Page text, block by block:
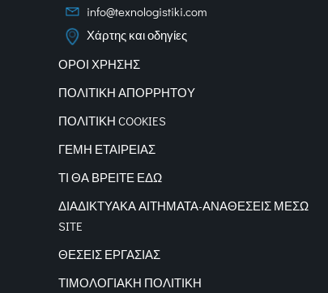
info@texnologistiki.com
Χάρτης και οδηγίες
ΟΡΟΙ ΧΡΗΣΗΣ
ΠΟΛΙΤΙΚΗ ΑΠΟΡΡΗΤΟΥ
ΠΟΛΙΤΙΚΗ COOKIES
ΓΕΜΗ ΕΤΑΙΡΕΙΑΣ
ΤΙ ΘΑ ΒΡΕΙΤΕ ΕΔΩ
ΔΙΑΔΙΚΤΥΑΚΑΑΙΤΗΜΑΤΑ-ΑΝΑΘΕΣΕΙΣ ΜΕΣΩ
SITE
ΘΕΣΕΙΣ ΕΡΓΑΣΙΑΣ
ΤΙΜΟΛΟΓΙΑΚΗ ΠΟΛΙΤΙΚΗ